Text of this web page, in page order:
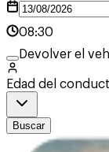
08:30
Devolver el
Edad del
Buscar